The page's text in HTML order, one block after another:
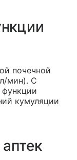
почечной
мин). С
кумуляции